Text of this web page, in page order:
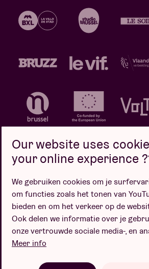
Privacybeleid Cookiebeleid
Design door
Our website uses
your online experience
We gebruiken cookies om je
om functies zoals het tonen van
bieden en om het verkeer op de
Ook delen we informatie over je
onze vertrouwde sociale media-, en
Meer info